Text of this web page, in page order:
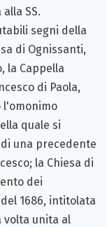
SS.
segni della
di Ognissanti,
la Cappella
di Paola,
l'omonimo
quale si
una precedente
la Chiesa di
dei
1686, intitolata
volta unita al